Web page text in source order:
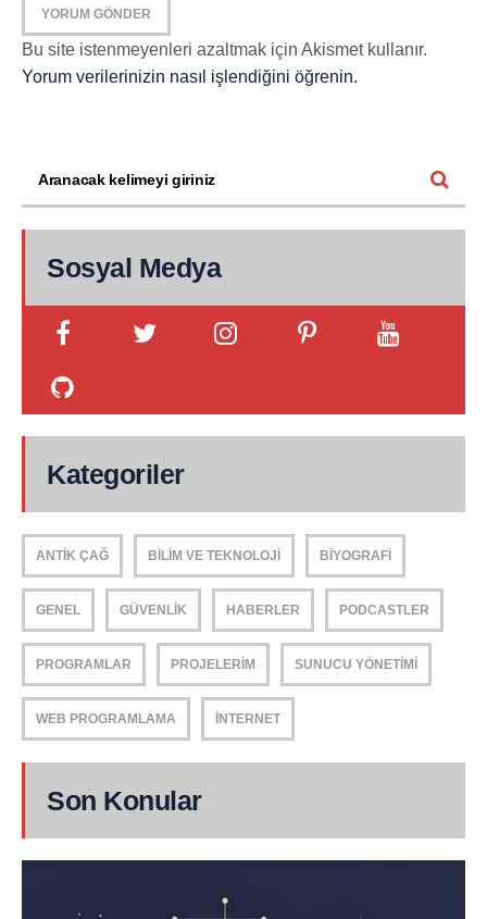
Bu site istenmeyenleri azaltmak için Akismet kullanır.
Yorum verilerinizin nasıl işlendiğini öğrenin.
Sosyal Medya
Kategoriler
ANTIK ÇAĞ BILIM VE TEKNOLOJI BIYOGRAFI
GENEL GÜVENLIK HABERLER PODCASTLER
PROGRAMLAR PROJELERIM SUNUCU YÖNETIMI
WEB PROGRAMLAMA İNTERNET
Son Konular